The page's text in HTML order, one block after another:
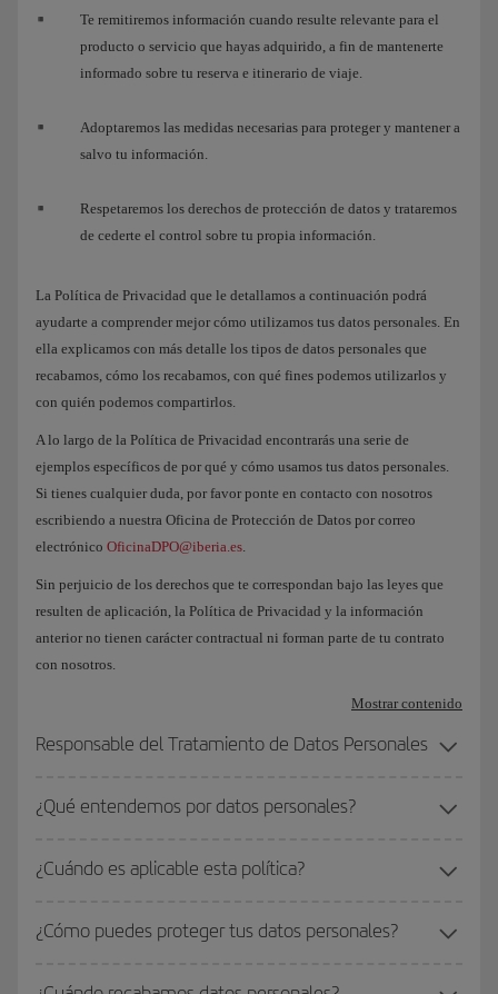
Te remitiremos información cuando resulte relevante para el
producto o servicio que hayas adquirido, a fin de mantenerte
informado sobre tu reserva e itinerario de viaje.
Adoptaremos las medidas necesarias para proteger y mantener a
salvo tu información.
Respetaremos los derechos de protección de datos y trataremos
de cederte el control sobre tu propia información.
La Política de Privacidad que le detallamos a continuación podrá
ayudarte a comprender mejor cómo utilizamos tus datos personales. En
ella explicamos con más detalle los tipos de datos personales que
recabamos, cómo los recabamos, con qué fines podemos utilizarlos y
con quién podemos compartirlos.
A lo largo de la Política de Privacidad encontrarás una serie de
ejemplos específicos de por qué y cómo usamos tus datos personales.
Si tienes cualquier duda, por favor ponte en contacto con nosotros
escribiendo a nuestra Oficina de Protección de Datos por correo
electrónico OficinaDPO@iberia.es.
Sin perjuicio de los derechos que te correspondan bajo las leyes que
resulten de aplicación, la Política de Privacidad y la información
anterior no tienen carácter contractual ni forman parte de tu contrato
con nosotros.
Mostrar contenido
Responsable del Tratamiento de Datos Personales
¿Qué entendemos por datos personales?
¿Cuándo es aplicable esta política?
¿Cómo puedes proteger tus datos personales?